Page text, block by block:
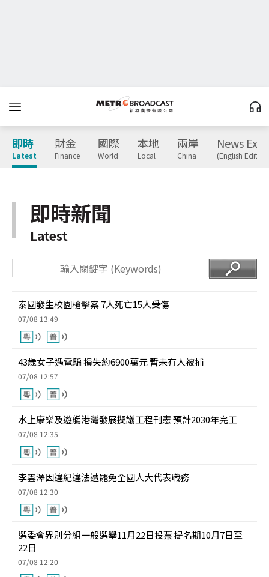
即時
Latest
財金
Finance
國際
World
本地
Local
兩岸
China
News
(English
即時新聞
Latest
泰國發生校園槍擊案 7人死亡15人受傷
07/08 13:49
43歲女子遇電騙 損失約6900萬元 暫未有人被捕
07/08 12:57
水上康樂及遊艇港灣發展擬議工程刊憲 預計2030年完工
07/08 12:35
李雲澤因違紀違法遭罷免全國人大代表職務
07/08 12:30
選委會界別分組一般選舉11月22日投票 提名期10月7日至
22日
07/08 12:20